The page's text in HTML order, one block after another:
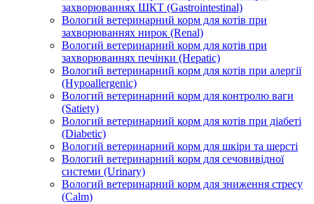
захворюваннях ШКТ (Gastrointestinal)
Вологий ветеринарний корм для котів при
захворюваннях нирок (Renal)
Вологий ветеринарний корм для котів при
захворюваннях печінки (Hepatic)
Вологий ветеринарний корм для котів при алергії
(Hypoallergenic)
Вологий ветеринарний корм для контролю ваги
(Satiety)
Вологий ветеринарний корм для котів при діабеті
(Diabetic)
Вологий ветеринарний корм для шкіри та шерсті
Вологий ветеринарний корм для сечовивідної
системи (Urinary)
Вологий ветеринарний корм для зниження стресу
(Calm)